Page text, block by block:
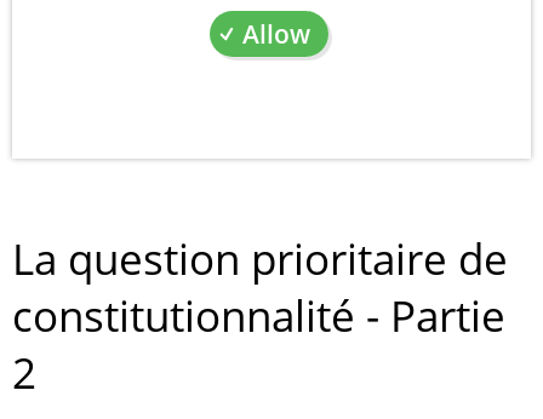
Allow
La question prioritaire de
constitutionnalité - Partie
2